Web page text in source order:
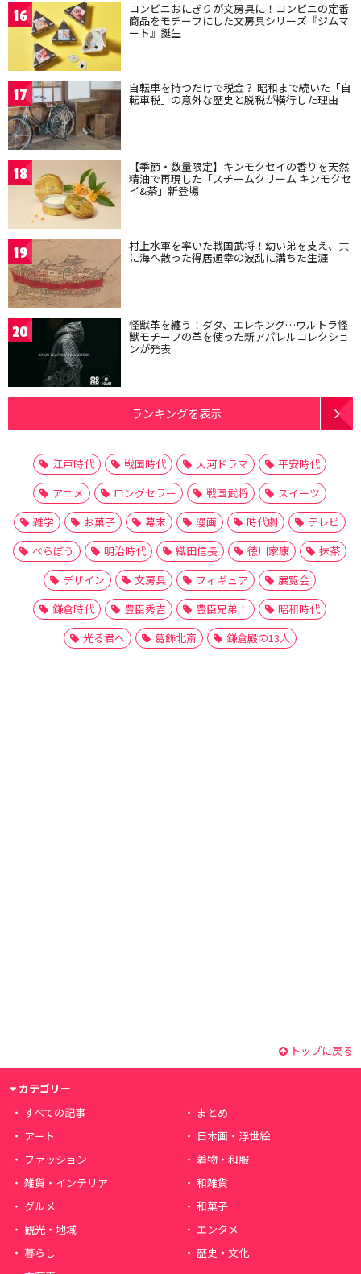
16 コンビニおにぎりが文房具に！コンビニの定番
商品をモチーフにした文房具シリーズ『ジムマ
ート』誕生
17 自転車を持つだけで税金？ 昭和まで続いた「自
転車税」の意外な歴史と脱税が横行した理由
18 【季節・数量限定】キンモクセイの香りを天然
精油で再現した「スチームクリーム キンモクセ
イ&茶」新登場
19 村上水軍を率いた戦国武将！幼い弟を支え、共
に海へ散った得居通幸の波乱に満ちた生涯
20 怪獣革を纏う！ダダ、エレキング…ウルトラ怪
獣モチーフの革を使った新アパレルコレクショ
ンが発表
ランキングを表示
江戸時代 戦国時代 大河ドラマ
平安時代
アニメ
ロングセラー 戦国武将
スイーツ
雑学
お菓子 幕末 漫画 時代劇
テレビ
べらぼう
明治時代 織田信長 徳川家康
抹茶
デザイン
文房具 フィギュア
展覧会
鎌倉時代
豊臣秀吉 豊臣兄弟！
昭和時代
光る君へ
葛飾北斎 鎌倉殿の13人
トップに戻る
カテゴリー
すべての記事
まとめ
アート
日本画・浮世絵
ファッション
着物・和服
雑貨・インテリア
和雑貨
グルメ
和菓子
観光・地域
エンタメ
暮らし
歴史・文化